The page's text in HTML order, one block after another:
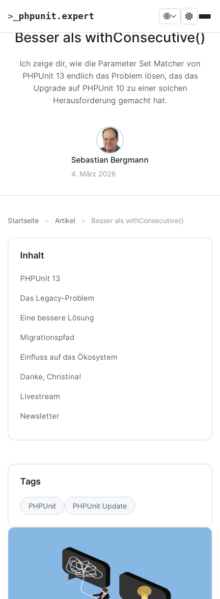
> phpunit.expert
Besser als withConsecutive()
Ich zeige dir, wie die Parameter Set Matcher von
PHPUnit 13 endlich das Problem lösen, das das
Upgrade auf PHPUnit 10 zu einer solchen
Herausforderung gemacht hat.
Sebastian Bergmann
4. März 2026
Startseite Artikel Besser als withConsecutive()
Inhalt
PHPUnit 13
Das Legacy-Problem
Eine bessere Lösung
Migrationspfad
Einfluss auf das Ökosystem
Danke, Christina!
Livestream
Newsletter
Tags
PHPUnit PHPUnit Update